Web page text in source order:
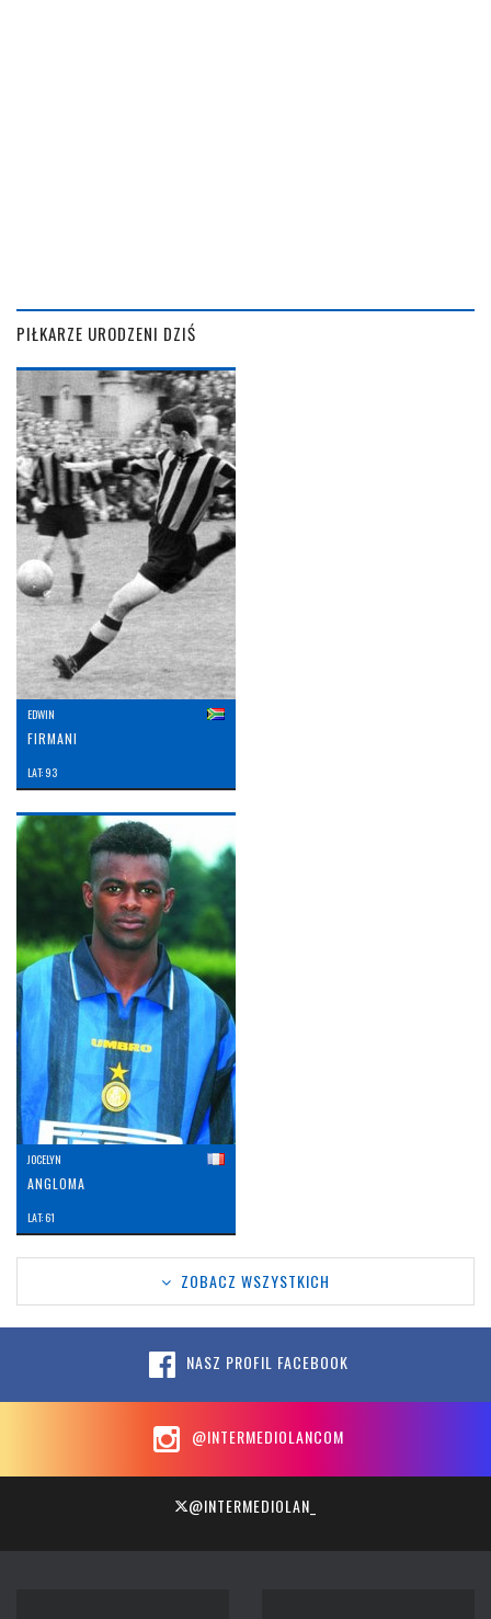
PIŁKARZE URODZENI DZIŚ
EDWIN
FIRMANI
LAT: 93
JOCELYN
ANGLOMA
LAT: 61
ZOBACZ WSZYSTKICH
NASZ PROFIL FACEBOOK
@INTERMEDIOLANCOM
@INTERMEDIOLAN_